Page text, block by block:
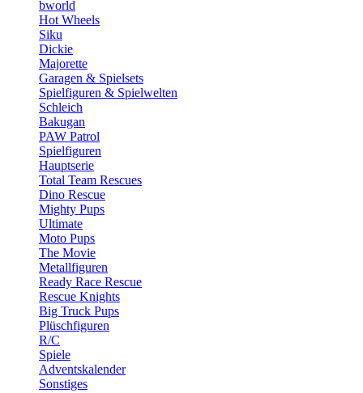
bworld
Hot Wheels
Siku
Dickie
Majorette
Garagen & Spielsets
Spielfiguren & Spielwelten
Schleich
Bakugan
PAW Patrol
Spielfiguren
Hauptserie
Total Team Rescues
Dino Rescue
Mighty Pups
Ultimate
Moto Pups
The Movie
Metallfiguren
Ready Race Rescue
Rescue Knights
Big Truck Pups
Plüschfiguren
R/C
Spiele
Adventskalender
Sonstiges